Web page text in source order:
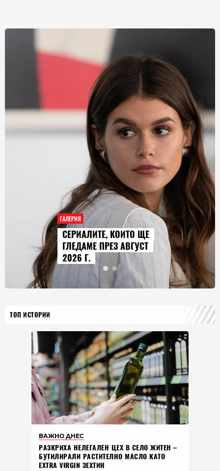
ГАЛЕРИЯ
AUDI Q9
ГОЛЕМИЯТ
ИСТОРИЯТА
АВГУСТ
ТОП ИСТОРИИ
ВАЖНО ДНЕС
РАЗКРИХА НЕЛЕГАЛЕН ЦЕХ В СЕЛО ЖИТЕН –
БУТИЛИРАЛИ РАСТИТЕЛНО МАСЛО КАТО
EXTRA VIRGIN ЗЕХТИН